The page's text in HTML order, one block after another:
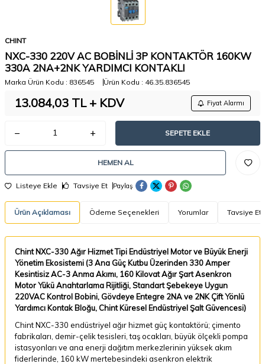
CHINT
NXC-330 220V AC BOBİNLİ 3P KONTAKTÖR 160KW
330A 2NA+2NK YARDIMCI KONTAKLI
Marka Ürün Kodu : 836545 Ürün Kodu : 46.35.836545
13.084,03 TL + KDV Fiyat Alarmı
SEPETE EKLE
HEMEN AL
Listeye Ekle Tavsiye Et Paylaş
Ürün Açıklaması Ödeme Seçenekleri Yorumlar Tavsiye Et
Chint NXC-330 Ağır Hizmet Tipi Endüstriyel Motor ve Büyük Enerji
Yönetim Ekosistemi (3 Ana Güç Kutbu Üzerinden 330 Amper
Kesintisiz AC-3 Anma Akımı, 160 Kilovat Ağır Şart Asenkron
Motor Yükü Anahtarlama Rijitliği, Standart Şebekeye Uygun
220VAC Kontrol Bobini, Gövdeye Entegre 2NA ve 2NK Çift Yönlü
Yardımcı Kontak Bloğu, Chint Küresel Endüstriyel Şalt Güvencesi)
Chint NXC-330 endüstriyel ağır hizmet güç kontaktörü; çimento
fabrikaları, demir-çelik tesisleri, taş ocakları, büyük ölçekli pompa
istasyonları ve ana enerji dağıtım merkezlerinin yüksek akım
fiderlerinde, 160 kW mertebesindeki asenkron elektrik